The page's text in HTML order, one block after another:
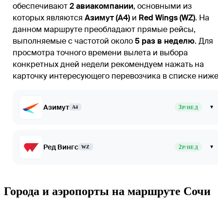
обеспечивают2 авиакомпании, основными из
которых являются Азимут (A4) и Red Wings (WZ). На
данном маршруте преобладают прямые рейсы,
выполняемые с частотой около5 раз в неделю. Для
просмотра точного времени вылета и выбора
конкретных дней недели рекомендуем нажать на
карточку интересующего перевозчика в списке
Азимут A4 3Р/НЕД ▾
Ред Вингс WZ 2Р/НЕД ▾
Города и аэропорты на маршруте Сочи